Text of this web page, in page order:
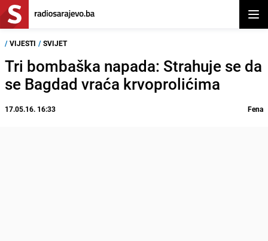
/ VIJESTI / SVIJET
Tri bombaška napada: Strahuje se da
se Bagdad vraća krvoprolićima
17.05.16. 16:33 Fena